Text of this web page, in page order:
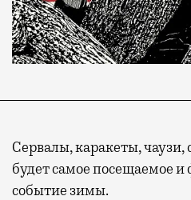
Сервалы, каракеты,
будет самое посещаемое
событие зимы.